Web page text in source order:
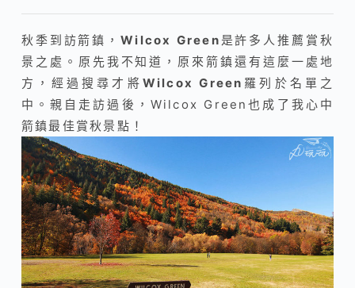
秋季到訪箭鎮，Wilcox Green 是許多人推薦賞秋
景之處。原先我不知道，原來箭鎮還有這麼一處地
方，經過搜尋才將 Wilcox Green 羅列於名單之
中。親自走訪過後，Wilcox Green也成了我心中
箭鎮最佳賞秋景點！